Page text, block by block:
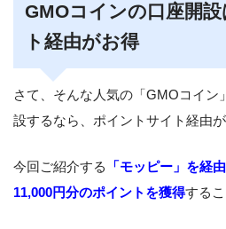
GMOコインの口座開
ト経由がお得
さて、そんな人気の「GMOコイン
設するなら、ポイントサイト経由が
今回ご紹介する
「モッピー」を経
11,000円分のポイントを獲得するこ